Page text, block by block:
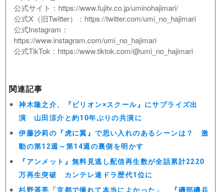
公式サイト：https://www.fujitv.co.jp/uminohajimari/
公式X（旧Twitter）：https://twitter.com/umi_no_hajimari
公式Instagram：
https://www.instagram.com/umi_no_hajimari
公式TikTok：https://www.tiktok.com/@umi_no_hajimari
関連記事
神木隆之介、『ビリオン×スクール』にサプライズ出
演 山田涼介と約10年ぶりの共演に
伊藤沙莉の『虎に翼』で思い入れのあるシーンは？ 激
動の第12週～第14週の裏側を明かす
『アンメット』無料見逃し配信再生数が全話累計2220
万再生突破 カンテレ連ドラ歴代1位に
杉野遥亮「京都で撮れて本当によかった」 『磯部磯兵